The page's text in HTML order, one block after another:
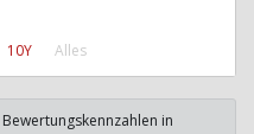
10Y Alles
in